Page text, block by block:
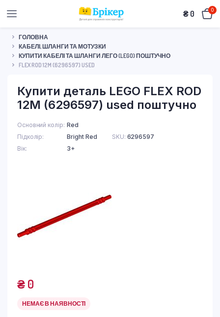
₴ 0 0
ГОЛОВНА
КАБЕЛІ, ШЛАНГИ ТА МОТУЗКИ
КУПИТИ КАБЕЛІ ТА ШЛАНГИ ЛЕГО (LEGO) ПОШТУЧНО
FLEX ROD 12M (6296597) USED
Купити деталь LEGO FLEX ROD
12M (6296597) used поштучно
Основний колір Red
Підколір
Bright Red
Вік
3+
SKU: 6296597
₴0
НЕМАЄ В НАЯВНОСТІ